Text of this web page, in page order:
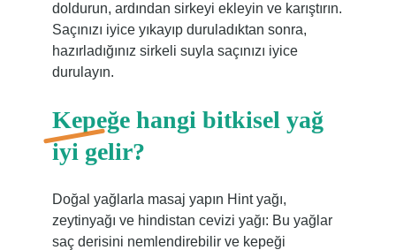
doldurun, ardından sirkeyi ekleyin ve karıştırın.
Saçınızı iyice yıkayıp duruladıktan sonra,
hazırladığınız sirkeli suyla saçınızı iyice
durulayın.
Kepeğe hangi bitkisel yağ
iyi gelir?
Doğal yağlarla masaj yapın Hint yağı,
zeytinyağı ve hindistan cevizi yağı: Bu yağlar
saç derisini nemlendirebilir ve kepeği